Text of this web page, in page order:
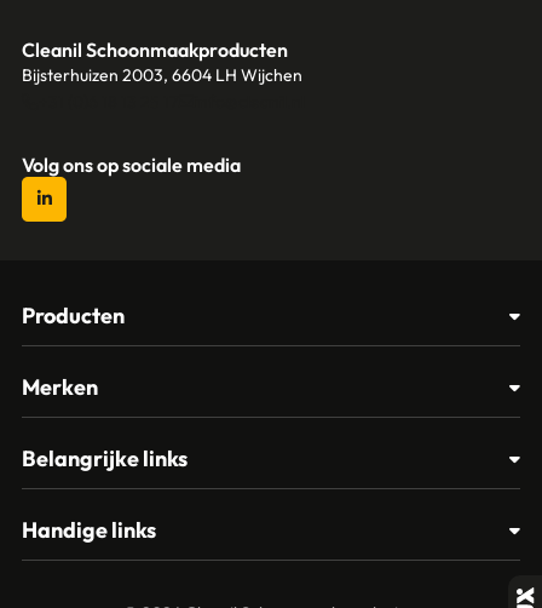
Cleanil Schoonmaakproducten
Bijsterhuizen 2003, 6604 LH Wijchen
Volg ons op sociale media
Producten
Glasbewassing
Materialen
Papier – Dispensers - Toiletinrichting
Merken
Spectro
Vikan
Belangrijke links
Contact
Handige links